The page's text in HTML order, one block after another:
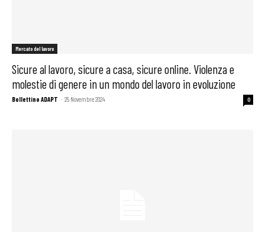
Mercato del lavoro
Sicure al lavoro, sicure a casa, sicure online. Violenza e
molestie di genere in un mondo del lavoro in evoluzione
Bollettino ADAPT - 25 Novembre 2024 0